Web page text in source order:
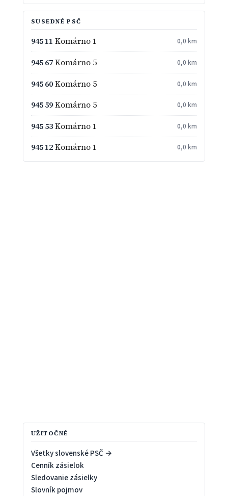
SUSEDNÉ PSČ
945 11 Komárno 1 0,0 km
945 67Komárno 5 0,0 km
945 60Komárno 5 0,0 km
945 59Komárno 5 0,0 km
945 53Komárno 1 0,0 km
945 12Komárno 1 0,0 km
UŽITOČNÉ
Všetky slovenské PSČ →
Cenník zásielok
Sledovanie zásielky
Slovník pojmov